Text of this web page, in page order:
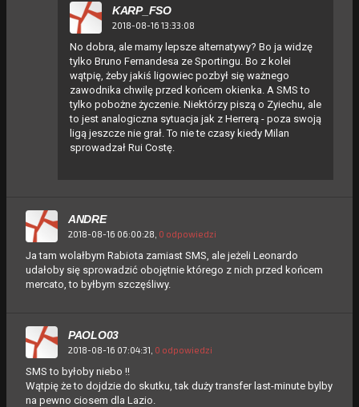
KARP_FSO
2018-08-16 13:33:08
No dobra, ale mamy lepsze alternatywy? Bo ja widzę
tylko Bruno Fernandesa ze Sportingu. Bo z kolei
wątpię, żeby jakiś ligowiec pozbył się ważnego
zawodnika chwilę przed końcem okienka. A SMS to
tylko pobożne życzenie. Niektórzy piszą o Zyiechu, ale
to jest analogiczna sytuacja jak z Herrerą - poza swoją
ligą jeszcze nie grał. To nie te czasy kiedy Milan
sprowadzał Rui Costę.
ANDRE
2018-08-16 06:00:28, 0 odpowiedzi
Ja tam wolałbym Rabiota zamiast SMS, ale jeżeli Leonardo
udałoby się sprowadzić obojętnie którego z nich przed końcem
mercato, to byłbym szczęśliwy.
PAOLO03
2018-08-16 07:04:31, 0 odpowiedzi
SMS to byłoby niebo !!
Wątpię że to dojdzie do skutku, tak duży transfer last-minute bylby
na pewno ciosem dla Lazio.